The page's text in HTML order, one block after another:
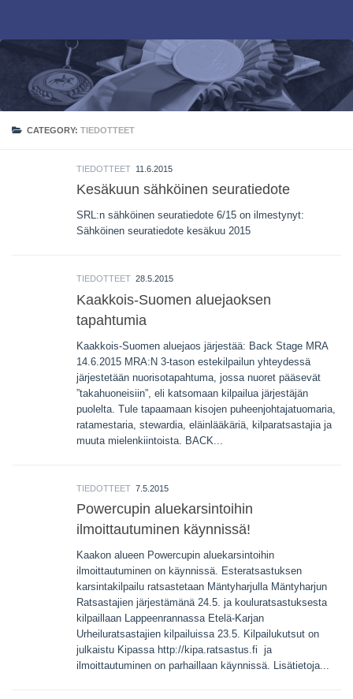
CATEGORY:TIEDOTTEET
TIEDOTTEET 11.6.2015
Kesäkuun sähköinen seuratiedote
SRL:n sähköinen seuratiedote 6/15 on ilmestynyt:
Sähköinen seuratiedote kesäkuu 2015
TIEDOTTEET 28.5.2015
Kaakkois-Suomen aluejaoksen
tapahtumia
Kaakkois-Suomen aluejaos järjestää: Back Stage MRA
14.6.2015 MRA:N 3-tason estekilpailun yhteydessä
järjestetään nuorisotapahtuma, jossa nuoret pääsevät
”takahuoneisiin”, eli katsomaan kilpailua järjestäjän
puolelta. Tule tapaamaan kisojen puheenjohtajatuomaria,
ratamestaria, stewardia, eläinlääkäriä, kilparatsastajia ja
muuta mielenkiintoista. BACK...
TIEDOTTEET 7.5.2015
Powercupin aluekarsintoihin
ilmoittautuminen käynnissä!
Kaakon alueen Powercupin aluekarsintoihin
ilmoittautuminen on käynnissä. Esteratsastuksen
karsintakilpailu ratsastetaan Mäntyharjulla Mäntyharjun
Ratsastajien järjestämänä 24.5. ja kouluratsastuksesta
kilpaillaan Lappeenrannassa Etelä-Karjan
Urheiluratsastajien kilpailuissa 23.5. Kilpailukutsut on
julkaistu Kipassa http://kipa.ratsastus.fi ja
ilmoittautuminen on parhaillaan käynnissä. Lisätietoja...